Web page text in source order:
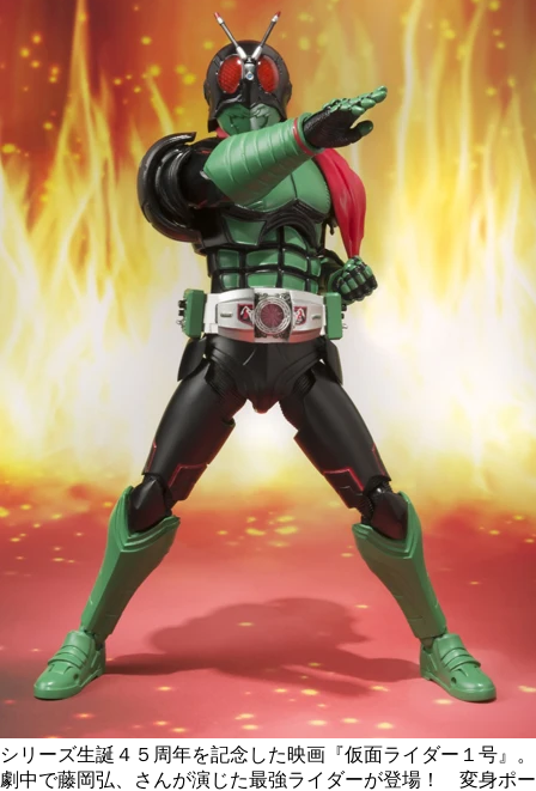
シリーズ生誕４５周年を記念した映画『仮面ライダー１号』。
劇中で藤岡弘、さんが演じた最強ライダーが登場！ 変身ポー